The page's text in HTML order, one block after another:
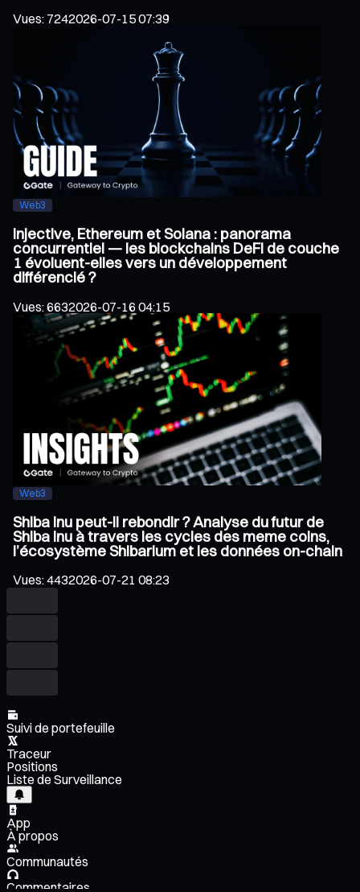
Vues: 7242026-07-15 07:39
Web3
Injective, Ethereum et Solana : panorama
concurrentiel — les blockchains DeFi de couche
1 évoluent-elles vers un développement
différencié ?
Vues:6632026-07-16 04:15
Web3
Shiba Inu peut-il rebondir ? Analyse du futur de
Shiba Inu à travers les cycles des meme coins,
l’écosystème Shibarium et les données on-chain
Vues:4432026-07-21 08:23
Suivi de portefeuille
Traceur
Positions
Liste de Surveillance
App
À propos
Communautés
Commentaires